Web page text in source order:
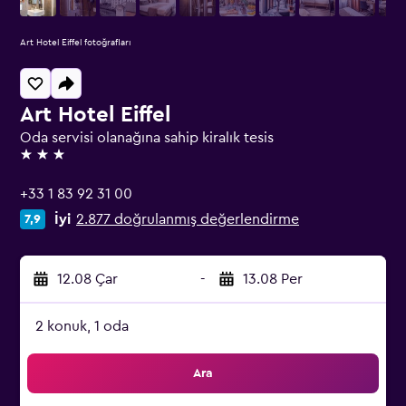
Art Hotel Eiffel
Oda servisi olanağına sahip kiralık tesis
3 yıldız
+33 1 83 92 31 00
7,9 İyi 2.877 doğrulanmış değerlendirme
12.08 Çar - 13.08 Per
2 konuk, 1 oda
Ara
Art Hotel Eiffel fotoğrafları